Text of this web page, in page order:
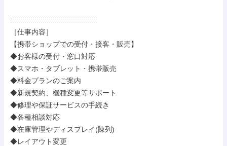
:::::::::::::::::::::::::::::::::::::::::::
［仕事内容］
【携帯ショップでの受付・接客・販売】
◆お客様の受付・窓口対応
◆スマホ・タブレット・携帯販売
◆料金プランのご案内
◆新規契約、機種変更等サポート
◆修理や保証サービスの手続き
◆各種相談対応
◆在庫管理やディスプレイ(陳列)
◆レイアウト変更